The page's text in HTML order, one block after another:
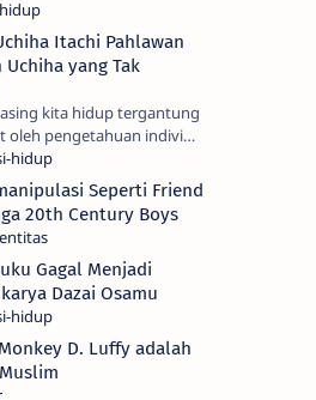
Itachi Pahlawan
Uchiha yang Tak
kita hidup tergantung
oleh pengetahuan individu
sebagai realiti —…
Seperti Friend
20th Century Boys
Gagal Menjadi
Dazai Osamu
D. Luffy adalah